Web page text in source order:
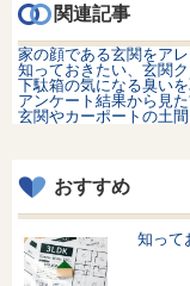
関連記事
家の顔である玄関をア
知っておきたい、玄関
下駄箱の気になる臭い
アンケート結果から見
玄関やカーポートの土
おすすめ
知って